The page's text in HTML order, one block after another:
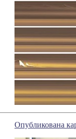
Опубликована